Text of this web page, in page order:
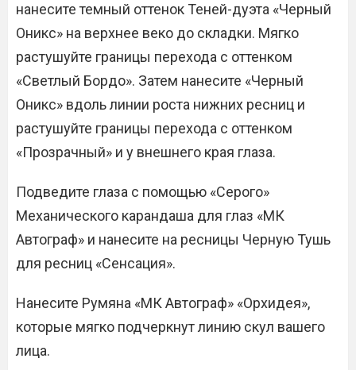
нанесите темный оттенок Теней-дуэта «Черный
Оникс» на верхнее веко до складки. Мягко
растушуйте границы перехода с оттенком
«Светлый Бордо». Затем нанесите «Черный
Оникс» вдоль линии роста нижних ресниц и
растушуйте границы перехода с оттенком
«Прозрачный» и у внешнего края глаза.
Подведите глаза с помощью «Серого»
Механического карандаша для глаз «МК
Автограф» и нанесите на ресницы Черную Тушь
для ресниц «Сенсация».
Нанесите Румяна «МК Автограф» «Орхидея»,
которые мягко подчеркнут линию скул вашего
лица.